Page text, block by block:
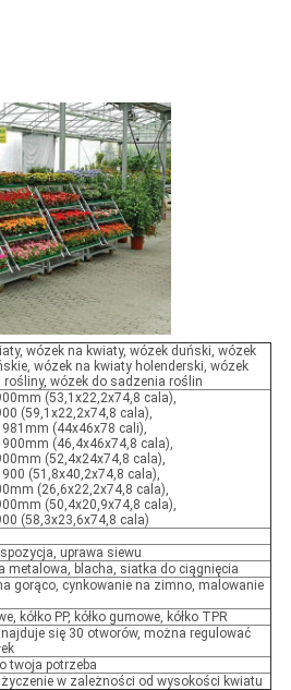
wózek na kwiaty, wózek duński, wózek
wózek na kwiaty holenderski, wózek
rośliny, wózek do sadzenia roślin
(53,1x22,2x74,8 cala),
(59,1x22,2x74,8 cala),
(44x46x78 cali),
(46,4x46x74,8 cala),
(52,4x24x74,8 cala),
(51,8x40,2x74,8 cala),
(26,6x22,2x74,8 cala),
(50,4x20,9x74,8 cala),
(58,3x23,6x74,8 cala)
uprawa siewu
metalowa, blacha, siatka do ciągnięcia
gorąco, cynkowanie na zimno, malowanie
kółko PP, kółko gumowe, kółko TPR
się 30 otworów, można regulować
twoja potrzeba
życzenie w zależności od wysokości kwiatu